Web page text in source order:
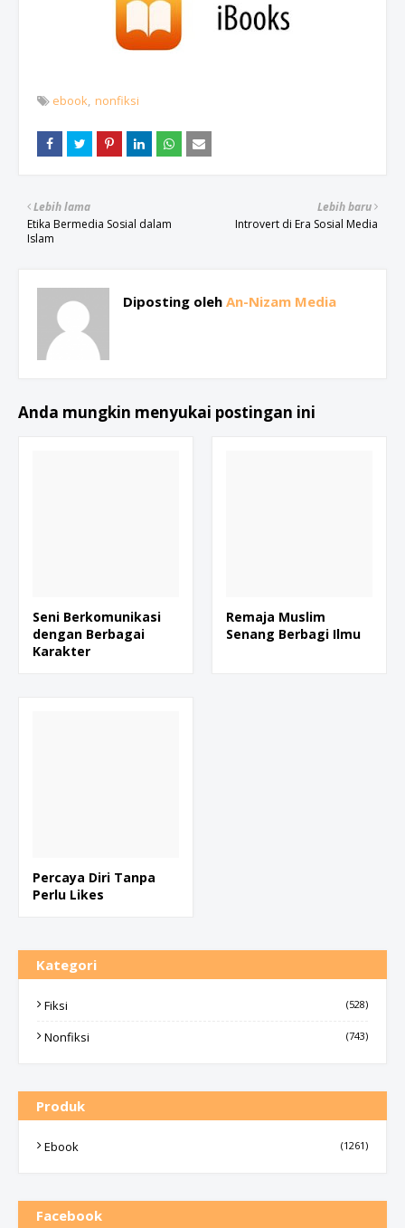
ebook nonfiksi
Lebih baru
Introvert di Era Sosial Media
Lebih lama
Etika Bermedia Sosial dalam
Islam
Diposting oleh An-Nizam Media
Anda mungkin menyukai postingan ini
Seni Berkomunikasi
dengan Berbagai
Karakter
Remaja Muslim
Senang Berbagi Ilmu
Percaya Diri Tanpa
Perlu Likes
Kategori
Fiksi (528)
Nonfiksi (743)
Produk
Ebook (1261)
Facebook